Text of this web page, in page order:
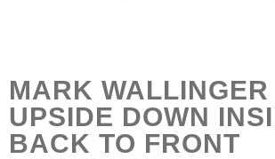
MARK WALLINGER
UPSIDE DOWN
BACK TO FRONT